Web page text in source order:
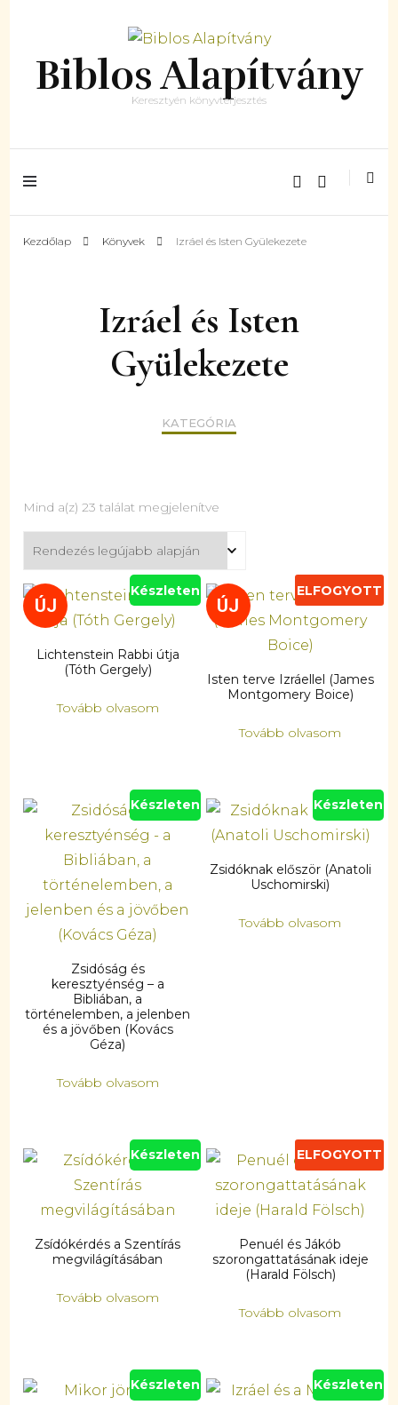
Biblos Alapítvány
Keresztyén könyvterjesztés
Kezdőlap Könyvek Izráel és Isten Gyülekezete
Izráel és Isten
Gyülekezete
KATEGÓRIA
Mind a(z) 23 találat megjelenítve
ÚJ
Készleten
Lichtenstein Rabbi útja
(Tóth Gergely)
Tovább olvasom
ÚJ
ELFOGYOTT
Isten terve Izráellel (James
Montgomery Boice)
Tovább olvasom
Készleten
Zsidóság és
keresztyénség – a
Bibliában, a
történelemben, a jelenben
és a jövőben (Kovács
Géza)
Tovább olvasom
Készleten
Zsidóknak először (Anatoli
Uschomirski)
Tovább olvasom
Készleten
Zsídókérdés a Szentírás
megvilágításában
Tovább olvasom
ELFOGYOTT
Penuél és Jákób
szorongattatásának ideje
(Harald Fölsch)
Tovább olvasom
Készleten Készleten